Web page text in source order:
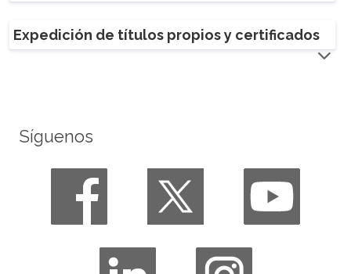
Expedición de títulos propios y certificados
Síguenos